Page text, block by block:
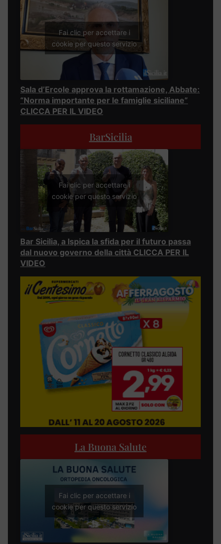
Fai clic per accettare i
cookie per questo servizio
Sala d’Ercole approva la rottamazione, Abbate:
“Norma importante per le famiglie siciliane”
CLICCA PER IL VIDEO
BarSicilia
Fai clic per accettare i
cookie per questo servizio
Bar Sicilia, a Ispica la sfida per il futuro passa
dal nuovo governo della città CLICCA PER IL
VIDEO
La Buona Salute
Fai clic per accettare i
cookie per questo servizio